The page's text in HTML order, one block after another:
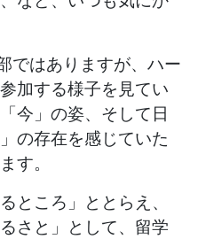
ではありますが、ハー
加する様子を見てい
今」の姿、そして日
の存在を感じていた
す。
ところ」ととらえ、
さと」として、留学